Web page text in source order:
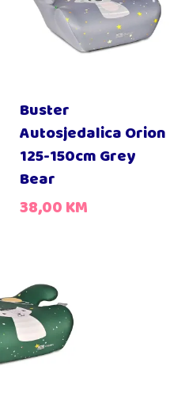
Buster
Autosjedalica Orion
125-150cm Grey
Bear
38,00KM